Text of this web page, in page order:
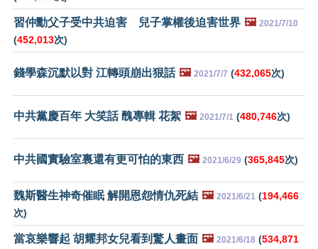
習仲勳父子受中共迫害 兒子掌權後迫害世界 🖼️ 2021/7/10
(452,013次)
錢學森沉默以對 江轉頭崩出狠話 🖼️ 2021/7/7 (432,065次)
中共黨慶百年 大笑話 醜專輯 花絮 🖼️ 2021/7/1 (480,746次)
中共國實驗室裏還有更可怕的東西 🖼️ 2021/6/29 (365,845次)
魏斯醫生神奇催眠 解開恩怨情仇死結 🖼️ 2021/6/21 (194,466
次)
當哀樂響起 胡耀邦女兒看到驚人畫面 🖼️ 2021/6/18 (534,871